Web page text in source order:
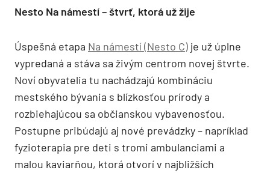
Nesto Na námestí – štvrť, ktorá už žije
Úspešná etapa Na námestí (Nesto C) je už úplne
vypredaná a stáva sa živým centrom novej štvrte.
Noví obyvatelia tu nachádzajú kombináciu
mestského bývania s blízkosťou prírody a
rozbiehajúcou sa občianskou vybavenosťou.
Postupne pribúdajú aj nové prevádzky – napríklad
fyzioterapia pre deti s tromi ambulanciami a
malou kaviarňou, ktorá otvorí v najbližších